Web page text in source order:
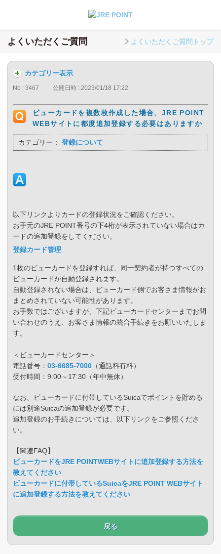
よくいただくご質問 よくいただくご質問トップ
カテゴリー表示
No : 3467 公開日時 : 2023/01/18 17:22
ビューカードを複数枚作成した場合、JRE POINT
WEBサイトに都度追加登録する必要はありますか
カテゴリー： 登録について
以下リンクよりカードの登録状況をご確認ください。
お手元のJRE POINT番号の下4桁が表示されていない場合はカ
ードの追加登録をしてください。
登録カード管理
1枚のビューカードを登録すれば、同一契約者が持つすべての
ビューカードが自動登録されます。
自動登録されない場合は、ビューカード側でお客さま情報がお
まとめされていない可能性があります。
お手数ではございますが、下記ビューカードセンターまでお問
い合わせのうえ、お客さま情報の統合手続きをお願いいたしま
す。
＜ビューカードセンター＞
電話番号： 03-6685-7000 （通話料有料）
受付時間：9:00～17:30（年中無休）
なお、ビューカードに付帯しているSuicaでポイントを貯める
には別途Suicaの追加登録が必要です。
追加登録のお手続きについては、以下リンクをご参照くださ
い。
【関連FAQ】
ビューカードをJRE POINTWEBサイトに追加登録する方法を
教えてください
ビューカードに付帯しているSuicaをJRE POINT WEBサイト
に追加登録する方法を教えてください
戻る